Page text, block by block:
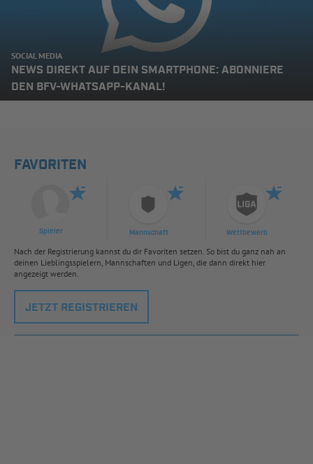
SOCIAL MEDIA
NEWS DIREKT AUF DEIN SMARTPHONE: ABONNIERE
DEN BFV-WHATSAPP-KANAL!
FAVORITEN
Spieler Mannschaft Wettbewerb
Nach der Registrierung kannst du dir Favoriten setzen. So bist du ganz nah an
deinen Lieblingsspielern, Mannschaften und Ligen, die dann direkt hier
angezeigt werden.
JETZT REGISTRIEREN